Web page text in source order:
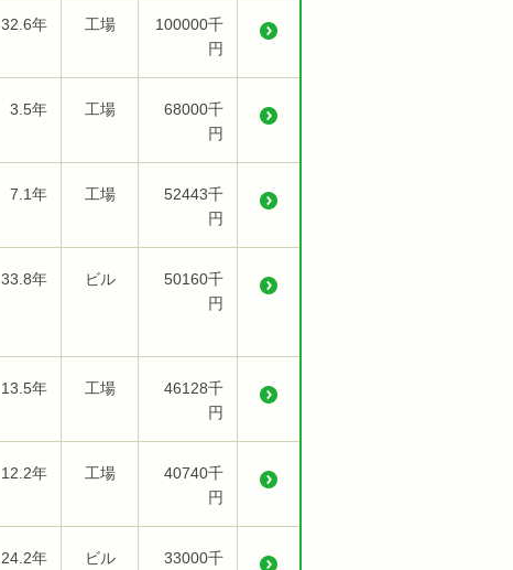
32.6年 工場
100000千
円
3.5年 工場
68000千
円
7.1年 工場
52443千
円
33.8年 ビル
50160千
円
13.5年 工場
46128千
円
12.2年 工場
40740千
円
24.2年 ビル
33000千